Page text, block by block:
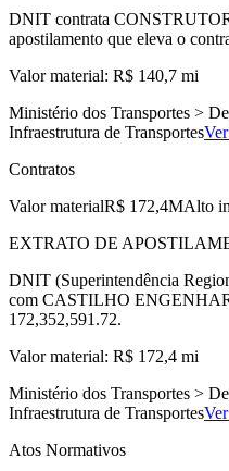
DNIT contrata
apostilamento que eleva o
Valor material: R$ 140,7 mi
Ministério dos Transportes >
Infraestrutura de Transportes
Contratos
Valor materialR$ 172,4MAlto
EXTRATO DE
DNIT (Superintendência
com CASTILHO
172,352,591.72.
Valor material: R$ 172,4 mi
Ministério dos Transportes >
Infraestrutura de Transportes
Atos Normativos